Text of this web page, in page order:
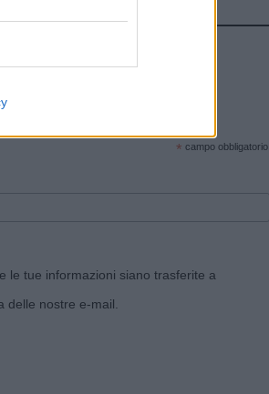
pubblicate sul sito web!
* campo obbligatorio
le tue informazioni siano trasferite a
delle nostre e-mail.